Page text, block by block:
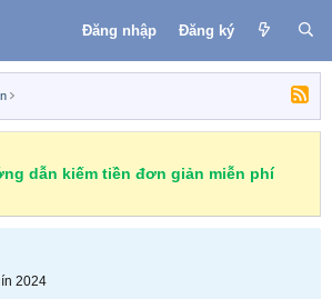
Đăng nhập Đăng ký
dẫn kiếm tiền đơn giản miễn phí
2024